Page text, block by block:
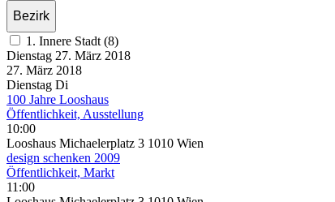
Bezirk
1. Innere Stadt (8)
Dienstag 27. März 2018
27. März 2018
Dienstag Di
100 Jahre Looshaus
Öffentlichkeit, Ausstellung
10:00
Looshaus Michaelerplatz 3 1010 Wien
design schenken 2009
Öffentlichkeit, Markt
11:00